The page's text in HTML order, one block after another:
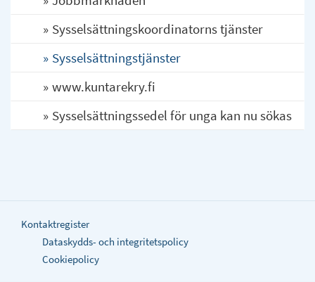
Sysselsättningskoordinatorns tjänster
Sysselsättningstjänster
www.kuntarekry.fi
Sysselsättningssedel för unga kan nu sökas
Kontaktregister
Dataskydds- och integritetspolicy
Cookiepolicy